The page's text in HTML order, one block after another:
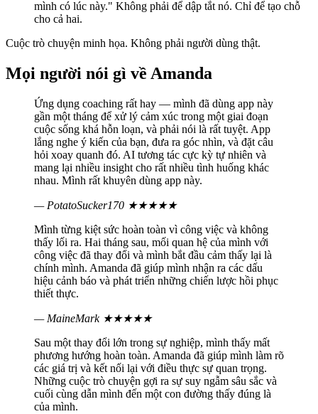
mình có lúc này." Không phải để dập tắt nó. Chỉ để tạo chỗ
cho cả hai.
Cuộc trò chuyện minh họa. Không phải người dùng thật.
Mọi người nói gì về Amanda
Ứng dụng coaching rất hay — mình đã dùng app này
gần một tháng để xử lý cảm xúc trong một giai đoạn
cuộc sống khá hỗn loạn, và phải nói là rất tuyệt. App
lắng nghe ý kiến của bạn, đưa ra góc nhìn, và đặt câu
hỏi xoay quanh đó. AI tương tác cực kỳ tự nhiên và
mang lại nhiều insight cho rất nhiều tình huống khác
nhau. Mình rất khuyên dùng app này.
— PotatoSucker170 ★★★★★
Mình từng kiệt sức hoàn toàn vì công việc và không
thấy lối ra. Hai tháng sau, mối quan hệ của mình với
công việc đã thay đổi và mình bắt đầu cảm thấy lại là
chính mình. Amanda đã giúp mình nhận ra các dấu
hiệu cảnh báo và phát triển những chiến lược hồi phục
thiết thực.
— MaineMark ★★★★★
Sau một thay đổi lớn trong sự nghiệp, mình thấy mất
phương hướng hoàn toàn. Amanda đã giúp mình làm rõ
các giá trị và kết nối lại với điều thực sự quan trọng.
Những cuộc trò chuyện gợi ra sự suy ngẫm sâu sắc và
cuối cùng dẫn mình đến một con đường thấy đúng là
của mình.